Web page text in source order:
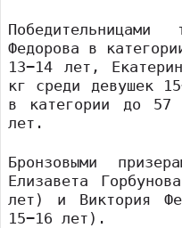
Федорова в
13−14 лет,
кг среди девушек
в категории до 57
лет.
Бронзовыми
Елизавета
лет) и Виктория
15−16 лет).